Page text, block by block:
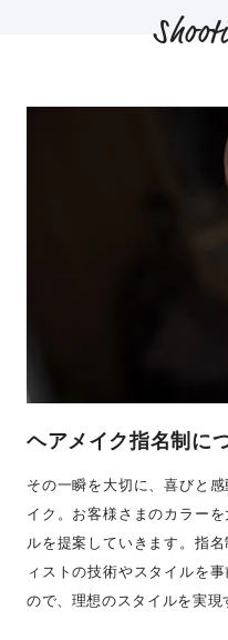
ヘアメイク指名制に
その一瞬を大切に、喜びと
イク。お客様さまのカラー
ルを提案していきます。指
ィストの技術やスタイルを事
ので、理想のスタイルを実現